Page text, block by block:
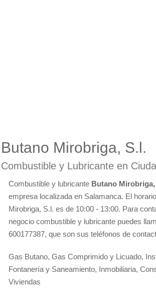
Butano Mirobriga, S.l.
Combustible y Lubricante en
Combustible y lubricante Butano Mirobriga,
empresa localizada en Salamanca. El
Mirobriga, S.l. es de 10:00 - 13:00. Para
negocio combustible y lubricante puedes
600177387, que son sus teléfonos de
Gas Butano, Gas Comprimido y Licuado,
Fontanería y Saneamiento, Inmobiliaria,
Viviendas